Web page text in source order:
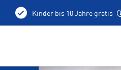
Kinder bis 10 Jahre gratis